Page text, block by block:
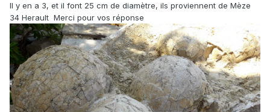
Il y en a 3, et il font 25 cm de diamètre, ils proviennent de Mèze
34 Herault Merci pour vos réponse